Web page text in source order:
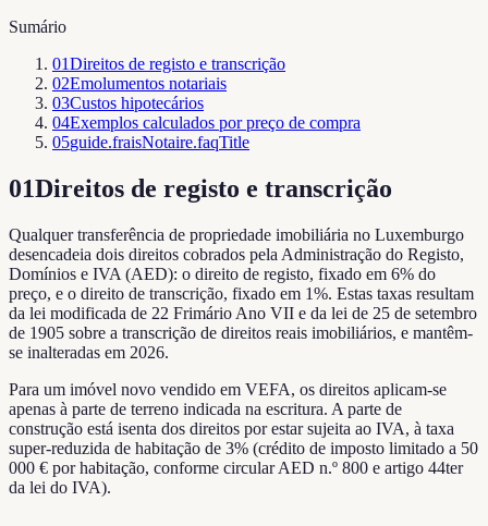
Sumário
01Direitos de registo e transcrição
02Emolumentos notariais
03Custos hipotecários
04Exemplos calculados por preço de compra
05guide.fraisNotaire.faqTitle
01Direitos de registo e transcrição
Qualquer transferência de propriedade imobiliária no Luxemburgo
desencadeia dois direitos cobrados pela Administração do Registo,
Domínios e IVA (AED): o direito de registo, fixado em 6% do
preço, e o direito de transcrição, fixado em 1%. Estas taxas resultam
da lei modificada de 22 Frimário Ano VII e da lei de 25 de setembro
de 1905 sobre a transcrição de direitos reais imobiliários, e mantêm-
se inalteradas em 2026.
Para um imóvel novo vendido em VEFA, os direitos aplicam-se
apenas à parte de terreno indicada na escritura. A parte de
construção está isenta dos direitos por estar sujeita ao IVA, à taxa
super-reduzida de habitação de 3% (crédito de imposto limitado a 50
000 € por habitação, conforme circular AED n.º 800 e artigo 44ter
da lei do IVA).